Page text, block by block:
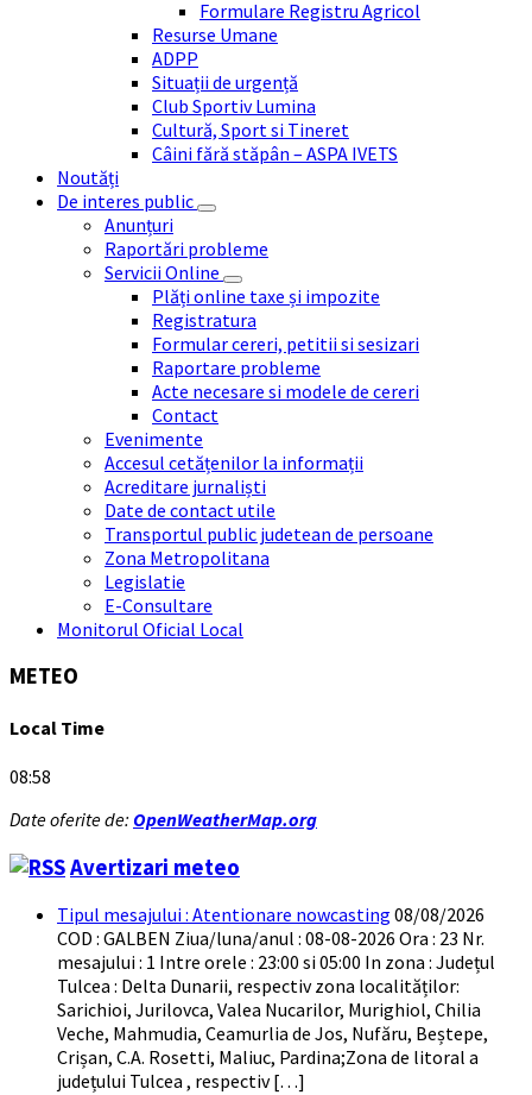
Formulare Registru Agricol
Resurse Umane
ADPP
Situații de urgență
Club Sportiv Lumina
Cultură, Sport si Tineret
Câini fără stăpân – ASPA IVETS
Noutăți
De interes public
Anunțuri
Raportări probleme
Servicii Online
Plăți online taxe și impozite
Registratura
Formular cereri, petitii si sesizari
Raportare probleme
Acte necesare si modele de cereri
Contact
Evenimente
Accesul cetățenilor la informații
Acreditare jurnaliști
Date de contact utile
Transportul public judetean de persoane
Zona Metropolitana
Legislatie
E-Consultare
Monitorul Oficial Local
METEO
Local Time
08:58
Date oferite de: OpenWeatherMap.org
Avertizari meteo
Tipul mesajului : Atentionare nowcasting 08/08/2026
COD : GALBEN Ziua/luna/anul : 08-08-2026 Ora : 23 Nr.
mesajului : 1 Intre orele : 23:00 si 05:00 In zona : Județul
Tulcea : Delta Dunarii, respectiv zona localităților:
Sarichioi, Jurilovca, Valea Nucarilor, Murighiol, Chilia
Veche, Mahmudia, Ceamurlia de Jos, Nufăru, Beștepe,
Crișan, C.A. Rosetti, Maliuc, Pardina;Zona de litoral a
județului Tulcea , respectiv […]